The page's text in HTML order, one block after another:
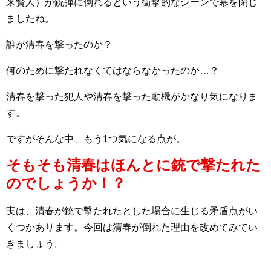
来賢人）が銃弾に倒れるという衝撃的なシーンで幕を閉じ
ましたね。
誰が清春を撃ったのか？
何のために撃たれなくてはならなかったのか…？
清春を撃った犯人や清春を撃った動機がかなり気になりま
す。
ですがそんな中、もう1つ気になる点が。
そもそも清春はほんとに銃で撃たれた
のでしょうか！？
実は、清春が銃で撃たれたとした場合に生じる矛盾点がい
くつかあります。今回は清春が倒れた理由を改めてみてい
きましょう。